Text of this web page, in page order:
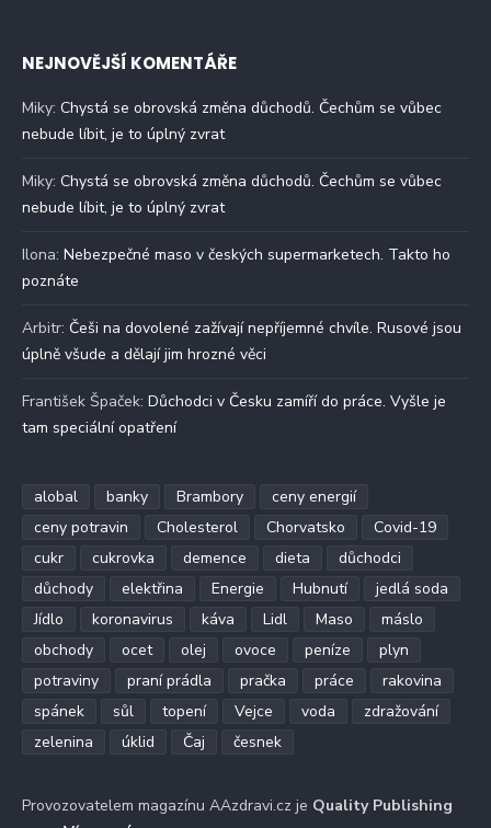
NEJNOVĚJŠÍ KOMENTÁŘE
Miky: Chystá se obrovská změna důchodů. Čechům se vůbec
nebude líbit, je to úplný zvrat
Miky: Chystá se obrovská změna důchodů. Čechům se vůbec
nebude líbit, je to úplný zvrat
Ilona: Nebezpečné maso v českých supermarketech. Takto ho
poznáte
Arbitr: Češi na dovolené zažívají nepříjemné chvíle. Rusové jsou
úplně všude a dělají jim hrozné věci
František Špaček: Důchodci v Česku zamíří do práce. Vyšle je
tam speciální opatření
alobal banky Brambory
ceny energií
ceny potravin
Cholesterol Chorvatsko
Covid-19
cukr
cukrovka demence dieta
důchodci
důchody
elektřina Energie Hubnutí
jedlá soda
Jídlo
koronavirus káva Lidl Maso
máslo
obchody
ocet olej ovoce peníze
plyn
potraviny
praní prádla pračka práce
rakovina
spánek
sůl topení Vejce voda
zdražování
zelenina
úklid Čaj česnek
Provozovatelem magazínu AAzdravi.cz je Quality Publishing